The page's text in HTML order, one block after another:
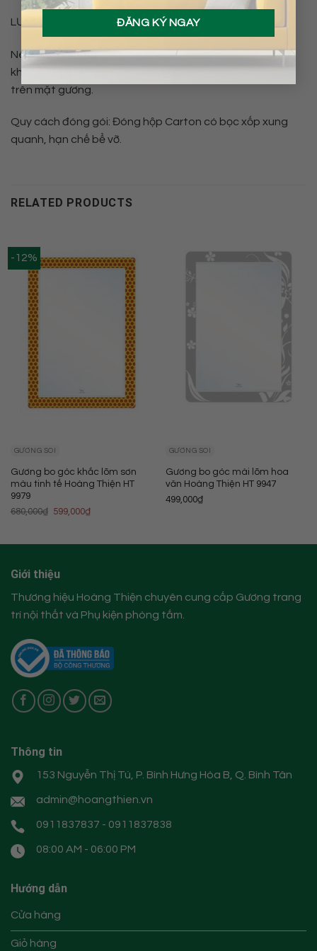
LƯU Ý:
Nên lau gương thường xuyên để gương luôn sáng bóng,
không tô vẽ, cào, dùng vật có đầu nhọn, tạo vết xước
trên mặt gương.
Quy cách đóng gói: Đóng hộp Carton có bọc xốp xung
quanh, hạn chế bể vỡ.
RELATED PRODUCTS
-12%
GƯƠNG SOI
Gương bo góc khắc lõm sơn
màu tinh tế Hoàng Thiện HT
9979
680,000₫ Original
599,000₫Current
GƯƠNG SOI
Gương bo góc mài lõm hoa
văn Hoàng Thiện HT 9947
499,000₫
Giới thiệu
Thương hiệu Hoàng Thiện chuyên cung cấp Gương trang
trí nội thất và Phụ kiện phòng tắm.
Thông tin
153 Nguyễn Thị Tú, P. Bình Hưng Hòa B, Q. Bình Tân
admin@hoangthien.vn
0911837837 - 0911837838
08:00 AM - 06:00 PM
Hướng dẫn
Cửa hàng
Giỏ hàng